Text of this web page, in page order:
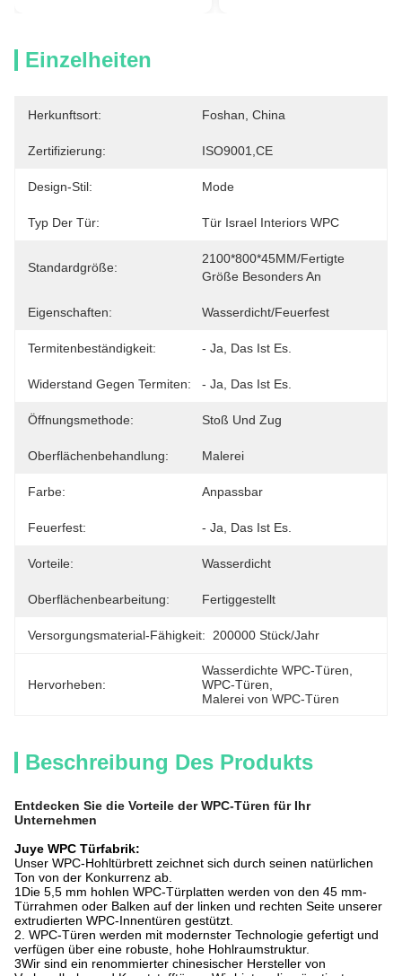
Einzelheiten
Herkunftsort: Foshan, China
Zertifizierung: ISO9001,CE
Design-Stil: Mode
Typ Der Tür: Tür Israel Interiors WPC
Standardgröße:
2100*800*45MM/fertigte
Größe Besonders An
Eigenschaften: Wasserdicht/feuerfest
Termitenbeständigkeit: - Ja, Das Ist Es.
Widerstand Gegen Termiten: - Ja, Das Ist Es.
Öffnungsmethode: Stoß Und Zug
Oberflächenbehandlung: Malerei
Farbe: Anpassbar
Feuerfest: - Ja, Das Ist Es.
Vorteile: Wasserdicht
Oberflächenbearbeitung: Fertiggestellt
Versorgungsmaterial-Fähigkeit: 200000 Stück/Jahr
Hervorheben:
Wasserdichte WPC-Türen
WPC-Türen
Malerei von WPC-Türen
Beschreibung Des Produkts
Entdecken Sie die Vorteile der WPC-Türen für Ihr
Unternehmen
Juye WPC Türfabrik:
Unser WPC-Hohltürbrett zeichnet sich durch seinen natürlichen
Ton von der Konkurrenz ab.
1Die 5,5 mm hohlen WPC-Türplatten werden von den 45 mm-
Türrahmen oder Balken auf der linken und rechten Seite unserer
extrudierten WPC-Innentüren gestützt.
2. WPC-Türen werden mit modernster Technologie gefertigt und
verfügen über eine robuste, hohe Hohlraumstruktur.
3Wir sind ein renommierter chinesischer Hersteller von